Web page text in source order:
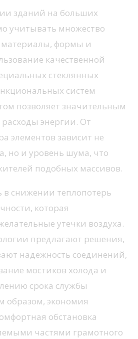
зданий на больших
учитывать множество
материалы, формы и
качественной
стеклянных
систем
позволяет значительным
энергии. От
элементов зависит не
но и уровень шума, что
подобных массивов.
в снижении теплопотерь
которая
утечки воздуха.
предлагают решения,
надежность соединений,
мостиков холода и
срока службы
образом, экономия
обстановка
частями грамотного